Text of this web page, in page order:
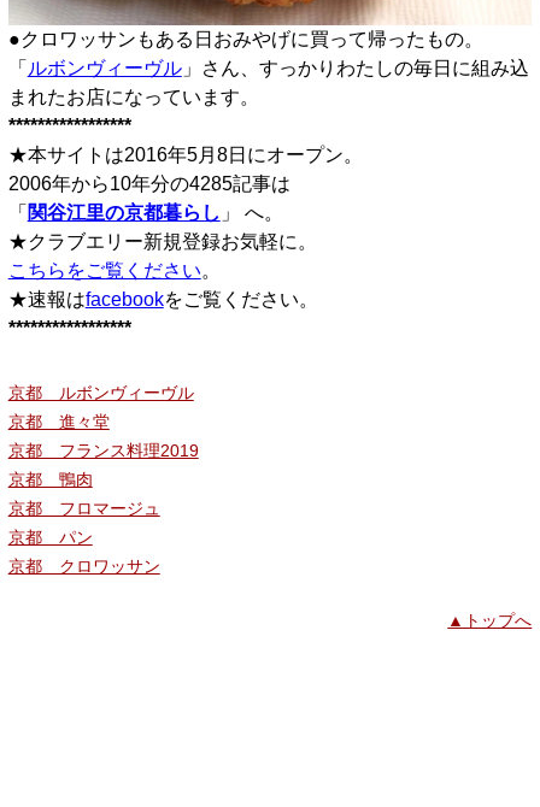
●クロワッサンもある日おみやげに買って帰ったもの。
「 ルボンヴィーヴル」さん、すっかりわたしの毎日に組み込
まれたお店になっています。
*****************
★本サイトは2016年5月8日にオープン。
2006年から10年分の4285記事は
「 関谷江里の京都暮らし 」 へ。
★クラブエリー新規登録お気軽に。
こちらをご覧ください。
★速報はfacebookをご覧ください。
*****************
京都 ルボンヴィーヴル
京都 進々堂
京都 フランス料理2019
京都 鴨肉
京都 フロマージュ
京都 パン
京都 クロワッサン
▲トップへ